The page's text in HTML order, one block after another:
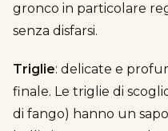
gronco in particolare
senza disfarsi.
Triglie: delicate e
finale. Le triglie di
di fango) hanno un